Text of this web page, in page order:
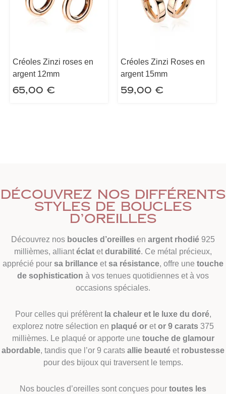
Créoles Zinzi roses en
argent 12mm
65,00 €
Créoles Zinzi Roses en
argent 15mm
59,00 €
Découvrez nos différents
styles de boucles
d’oreilles
Découvrez nos boucles d’oreilles en argent rhodié 925
millièmes, alliant éclat et durabilité. Ce métal précieux,
apprécié pour sa brillance et sa résistance, offre une touche
de sophistication à vos tenues quotidiennes et à vos
occasions spéciales.
Pour celles qui préfèrentla chaleur et le luxe du doré,
explorez notre sélection en plaqué oret or 9 carats375
millièmes. Le plaqué or apporte une touche de glamour
abordable, tandis que l’or 9 carats allie beauté et robustesse
pour des bijoux qui traversent le temps.
Nos boucles d’oreilles sont conçues pour toutes les